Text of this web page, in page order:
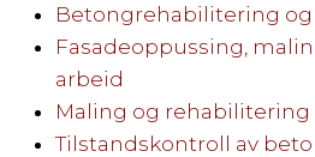
Betongrehabilitering
Fasadeoppussing,
arbeid
Maling og rehabilitering
Tilstandskontroll av